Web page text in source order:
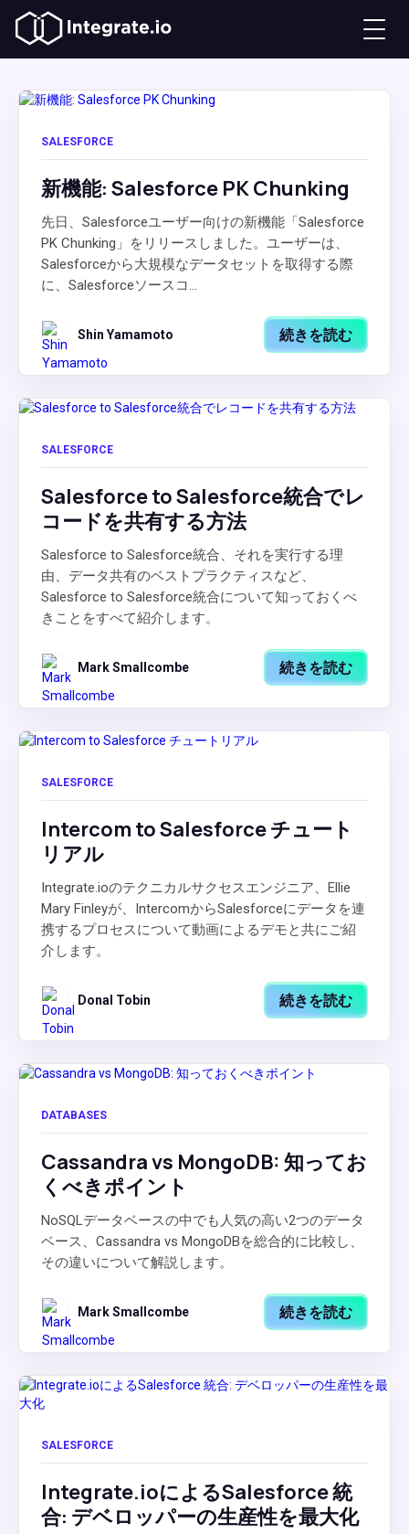
SALESFORCE
新機能: Salesforce PK Chunking
先日、Salesforceユーザー向けの新機能「Salesforce
PK Chunking」をリリースしました。ユーザーは、
Salesforceから大規模なデータセットを取得する際
に、Salesforceソースコ...
Shin Yamamoto 続きを読む
SALESFORCE
Salesforce to Salesforce統合でレ
コードを共有する方法
Salesforce to Salesforce統合、それを実行する理
由、データ共有のベストプラクティスなど、
Salesforce to Salesforce統合について知っておくべ
きことをすべて紹介します。
Mark Smallcombe 続きを読む
SALESFORCE
Intercom to Salesforce チュート
リアル
Integrate.ioのテクニカルサクセスエンジニア、Ellie
Mary Finleyが、IntercomからSalesforceにデータを連
携するプロセスについて動画によるデモと共にご紹
介します。
Donal Tobin 続きを読む
DATABASES
Cassandra vs MongoDB: 知ってお
くべきポイント
NoSQLデータベースの中でも人気の高い2つのデータ
ベース、Cassandra vs MongoDBを総合的に比較し、
その違いについて解説します。
Mark Smallcombe 続きを読む
SALESFORCE
Integrate.ioによるSalesforce 統
合: デベロッパーの生産性を最大化